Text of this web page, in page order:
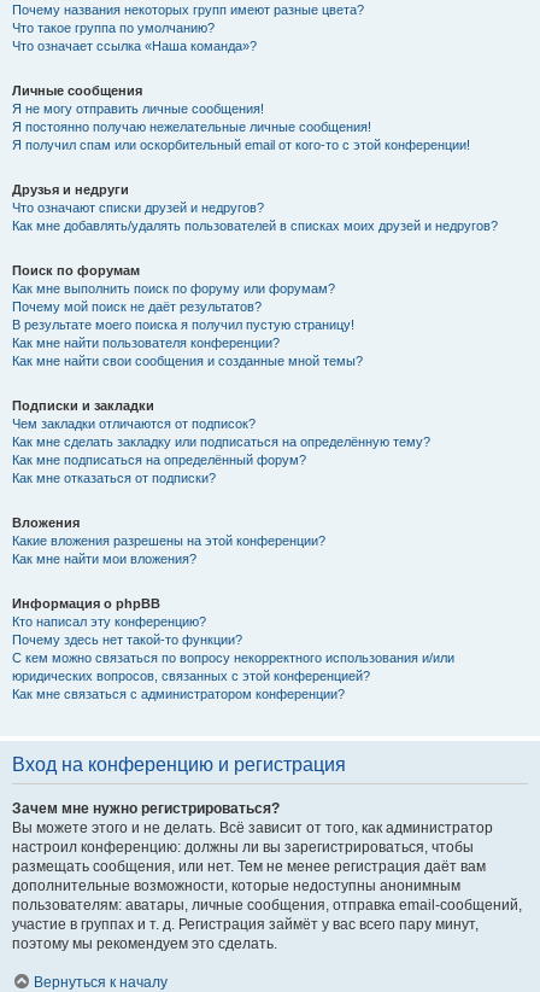
Почему названия некоторых групп имеют разные цвета?
Что такое группа по умолчанию?
Что означает ссылка «Наша команда»?
Личные сообщения
Я не могу отправить личные сообщения!
Я постоянно получаю нежелательные личные сообщения!
Я получил спам или оскорбительный email от кого-то с этой конференции!
Друзья и недруги
Что означают списки друзей и недругов?
Как мне добавлять/удалять пользователей в списках моих друзей и недругов?
Поиск по форумам
Как мне выполнить поиск по форуму или форумам?
Почему мой поиск не даёт результатов?
В результате моего поиска я получил пустую страницу!
Как мне найти пользователя конференции?
Как мне найти свои сообщения и созданные мной темы?
Подписки и закладки
Чем закладки отличаются от подписок?
Как мне сделать закладку или подписаться на определённую тему?
Как мне подписаться на определённый форум?
Как мне отказаться от подписки?
Вложения
Какие вложения разрешены на этой конференции?
Как мне найти мои вложения?
Информация о phpBB
Кто написал эту конференцию?
Почему здесь нет такой-то функции?
С кем можно связаться по вопросу некорректного использования и/или
юридических вопросов, связанных с этой конференцией?
Как мне связаться с администратором конференции?
Вход на конференцию и регистрация
Зачем мне нужно регистрироваться?
Вы можете этого и не делать. Всё зависит от того, как администратор
настроил конференцию: должны ли вы зарегистрироваться, чтобы
размещать сообщения, или нет. Тем не менее регистрация даёт вам
дополнительные возможности, которые недоступны анонимным
пользователям: аватары, личные сообщения, отправка email-сообщений,
участие в группах и т. д. Регистрация займёт у вас всего пару минут,
поэтому мы рекомендуем это сделать.
Вернуться к началу